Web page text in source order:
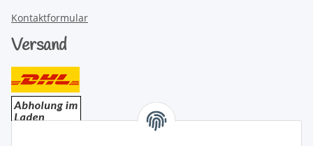
Kontaktformular
Versand